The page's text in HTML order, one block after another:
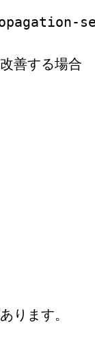
善する場合
ります。